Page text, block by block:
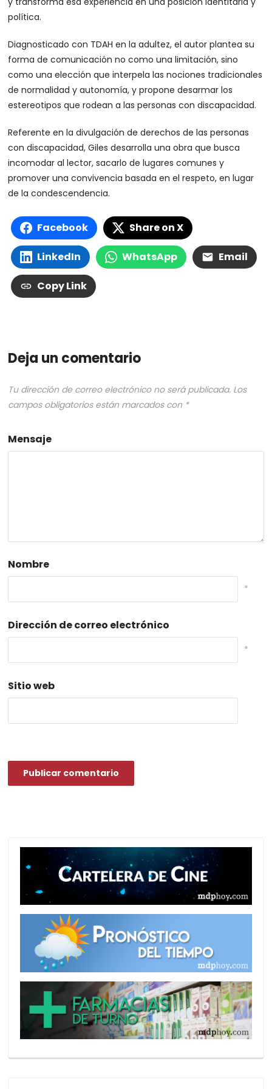
política.
Diagnosticado con TDAH en la adultez, el autor plantea su
forma de comunicación no como una limitación, sino
como una elección que interpela las nociones tradicionales
de normalidad y autonomía, y propone desarmar los
estereotipos que rodean a las personas con discapacidad.
Referente en la divulgación de derechos de las personas
con discapacidad, Giles desarrolla una obra que busca
incomodar al lector, sacarlo de lugares comunes y
promover una convivencia basada en el respeto, en lugar
de la condescendencia.
Facebook Share on X
LinkedIn WhatsApp Email
Copy Link
Deja un comentario
Tu dirección de correo electrónico no será publicada. Los
campos obligatorios están marcados con *
Mensaje
Nombre
*
Dirección de correo electrónico
*
Sitio web